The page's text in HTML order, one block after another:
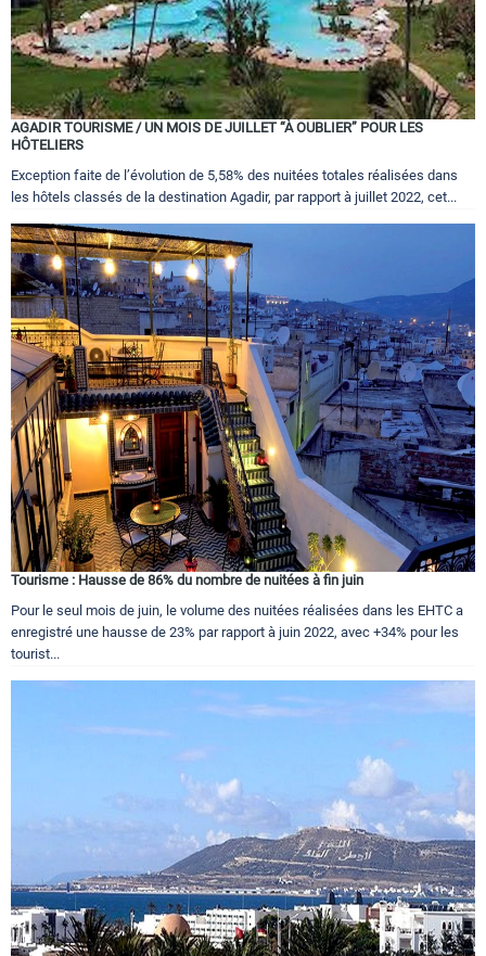
AGADIR TOURISME / UN MOIS DE JUILLET “À OUBLIER” POUR LES
HÔTELIERS
Exception faite de l’évolution de 5,58% des nuitées totales réalisées dans
les hôtels classés de la destination Agadir, par rapport à juillet 2022, cet...
Tourisme : Hausse de 86% du nombre de nuitées à fin juin
Pour le seul mois de juin, le volume des nuitées réalisées dans les EHTC a
enregistré une hausse de 23% par rapport à juin 2022, avec +34% pour les
tourist...